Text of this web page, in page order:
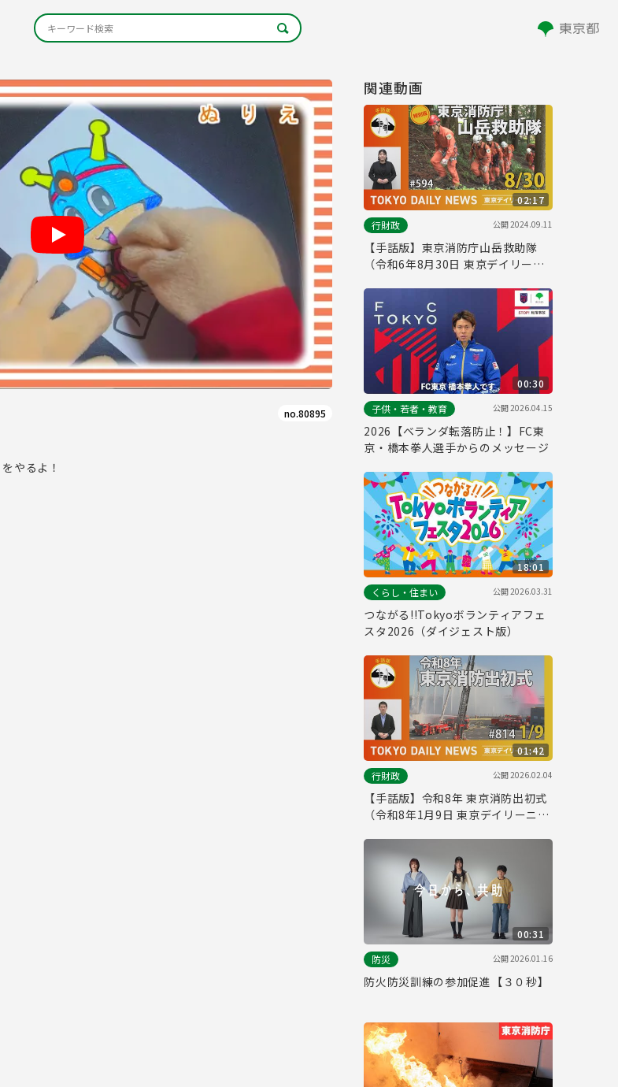
no.80895
やるよ！
関連動画
02:17
行財政
公開2024.09.11
【手話版】東京消防庁山岳救助隊
（令和6年8月30日 東京デイリーニ
00:30
子供・若者・教育
公開2026.04.15
2026【ベランダ転落防止！】FC東
京・橋本拳人選手からのメッセージ
18:01
くらし・住まい
公開2026.03.31
つながる!!Tokyoボランティアフェ
スタ2026（ダイジェスト版）
01:42
行財政
公開2026.02.04
【手話版】令和8年 東京消防出初式
（令和8年1月9日 東京デイリーニュ
00:31
防災
公開2026.01.16
防火防災訓練の参加促進【３０秒】